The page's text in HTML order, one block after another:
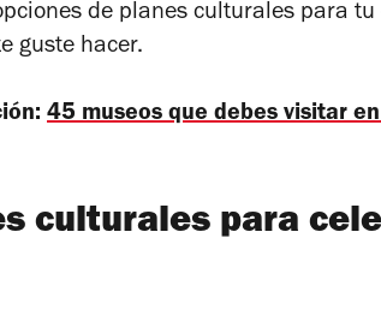
de planes culturales para
guste hacer.
45 museos que debes visitar
culturales para